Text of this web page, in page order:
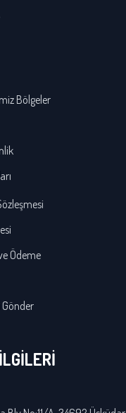
Bölgeler
Ödeme
Gönder